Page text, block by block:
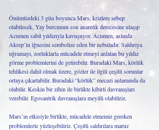
Önümüzdeki 3 gün boyunca Mars, krizlere sebep
olabilecek, Yay burcunun son anaretik derecesine ulaşıp
Acumen sabit yıldızıyla kavuşuyor. Acumen, aslında
Akrep’in iğnesini sembolize eden bir nebuladır. Saldırıya
uğramayı, zorluklarla mücadele etmeyi anlatan bu yıldız
görme problemlerini de getirebilir. Buradaki Mars, körlük
tehlikesi dahil olmak üzere, gözler ile ilgili çeşitli sorunlar
ortaya çıkartabilir. Buradaki “körlük” mecazi anlamında da
olabilir. Keskin bir zihin ile birlikte kibirli davranışları
verebilir. Egosantrik davranışlara meyilli olabiliriz.
Mars’ın etkisiyle birlikte, mücadele etmemiz gereken
problemlerle yüzleşebiliriz. Çeşitli saldırılara maruz